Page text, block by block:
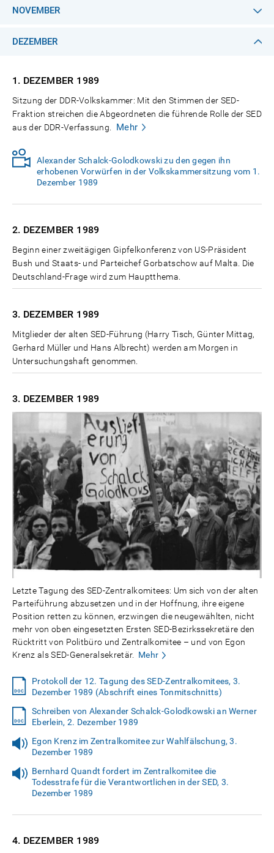
NOVEMBER
DEZEMBER
1. DEZEMBER 1989
Sitzung der DDR-Volkskammer: Mit den Stimmen der SED-
Fraktion streichen die Abgeordneten die führende Rolle der SED
aus der DDR-Verfassung.
Mehr
Alexander Schalck-Golodkowski zu den gegen ihn
erhobenen Vorwürfen in der Volkskammersitzung vom 1.
Dezember 1989
2. DEZEMBER 1989
Beginn einer zweitägigen Gipfelkonferenz von US-Präsident
Bush und Staats- und Parteichef Gorbatschow auf Malta. Die
Deutschland-Frage wird zum Hauptthema.
3. DEZEMBER 1989
Mitglieder der alten SED-Führung (Harry Tisch, Günter Mittag,
Gerhard Müller und Hans Albrecht) werden am Morgen in
Untersuchungshaft genommen.
3. DEZEMBER 1989
Letzte Tagung des SED-Zentralkomitees: Um sich von der alten
Parteiführung abzusetzen und in der Hoffnung, ihre eigene
Position retten zu können, erzwingen die neugewählten, nicht
mehr von oben eingesetzten Ersten SED-Bezirkssekretäre den
Rücktritt von Politbüro und Zentralkomitee – und von Egon
Krenz als SED-Generalsekretär.
Mehr
Protokoll der 12. Tagung des SED-Zentralkomitees, 3.
Dezember 1989 (Abschrift eines Tonmitschnitts)
Schreiben von Alexander Schalck-Golodkowski an Werner
Eberlein, 2. Dezember 1989
Egon Krenz im Zentralkomitee zur Wahlfälschung, 3.
Dezember 1989
Bernhard Quandt fordert im Zentralkomitee die
Todesstrafe für die Verantwortlichen in der SED, 3.
Dezember 1989
4. DEZEMBER 1989